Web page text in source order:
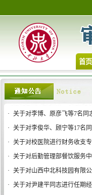
首页
· 关于对李博、原彦飞等7名同
· 关于对李俊华、顾宁等17名
· 关于对校医院进行财务收支
· 关于对后勤管理部餐饮服务
· 关于对山西中北科技园有限
· 关于对尹建平同志进行任期